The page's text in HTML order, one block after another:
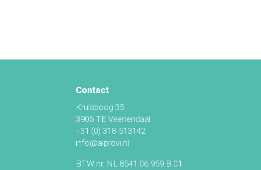
Contact
Kruisboog 35
3905 TE Veenendaal
+31 (0) 318-513142
info@alprovi.nl
BTW nr. NL 8541.06.959.B.01